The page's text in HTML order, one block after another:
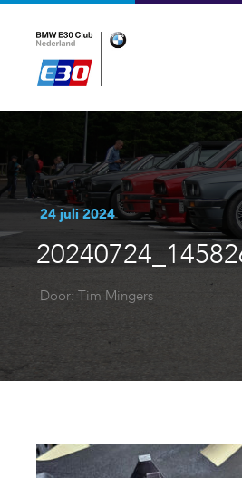
24 juli 2024
Door: Tim Mingers